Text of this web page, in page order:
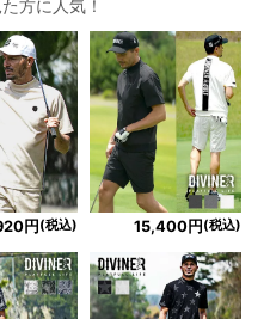
方に人気！
円 (税込) 15,400円 (税込)